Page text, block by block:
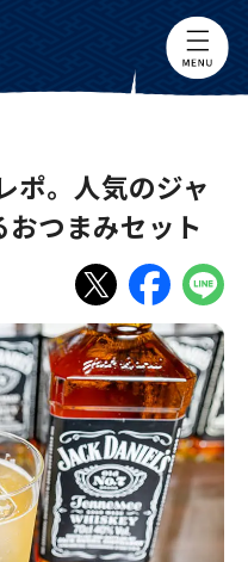
ポ。人気のジャ
つまみセット